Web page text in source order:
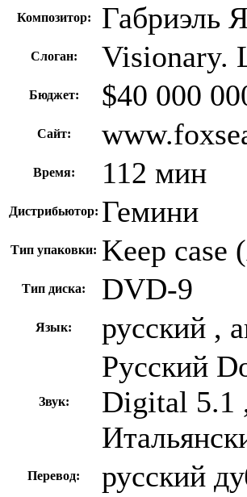
Композитор: Габриэль
Слоган: Visionary.
Бюджет: $40 000
Сайт:
Время: 112 мин
Дистрибьютор: Гемини
Тип упаковки: Keep case
Тип диска: DVD-9
Язык: русский ,
Звук:
Русский
Digital 5.1
Перевод: русский